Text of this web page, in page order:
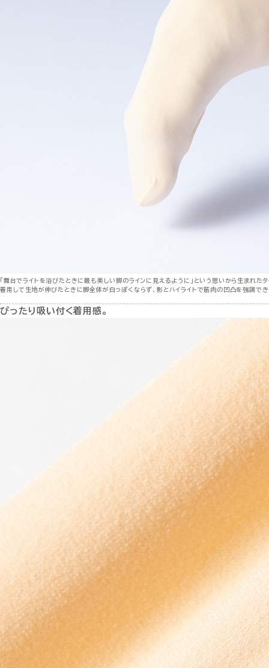
「舞台でライトを浴びたときに最も美しい脚のラインに見えるように」という思いから生まれたタ
着用して生地が伸びたときに脚全体が白っぽくならず、影とハイライトで筋肉の凹凸を強調で
ぴったり吸い付く着用感。